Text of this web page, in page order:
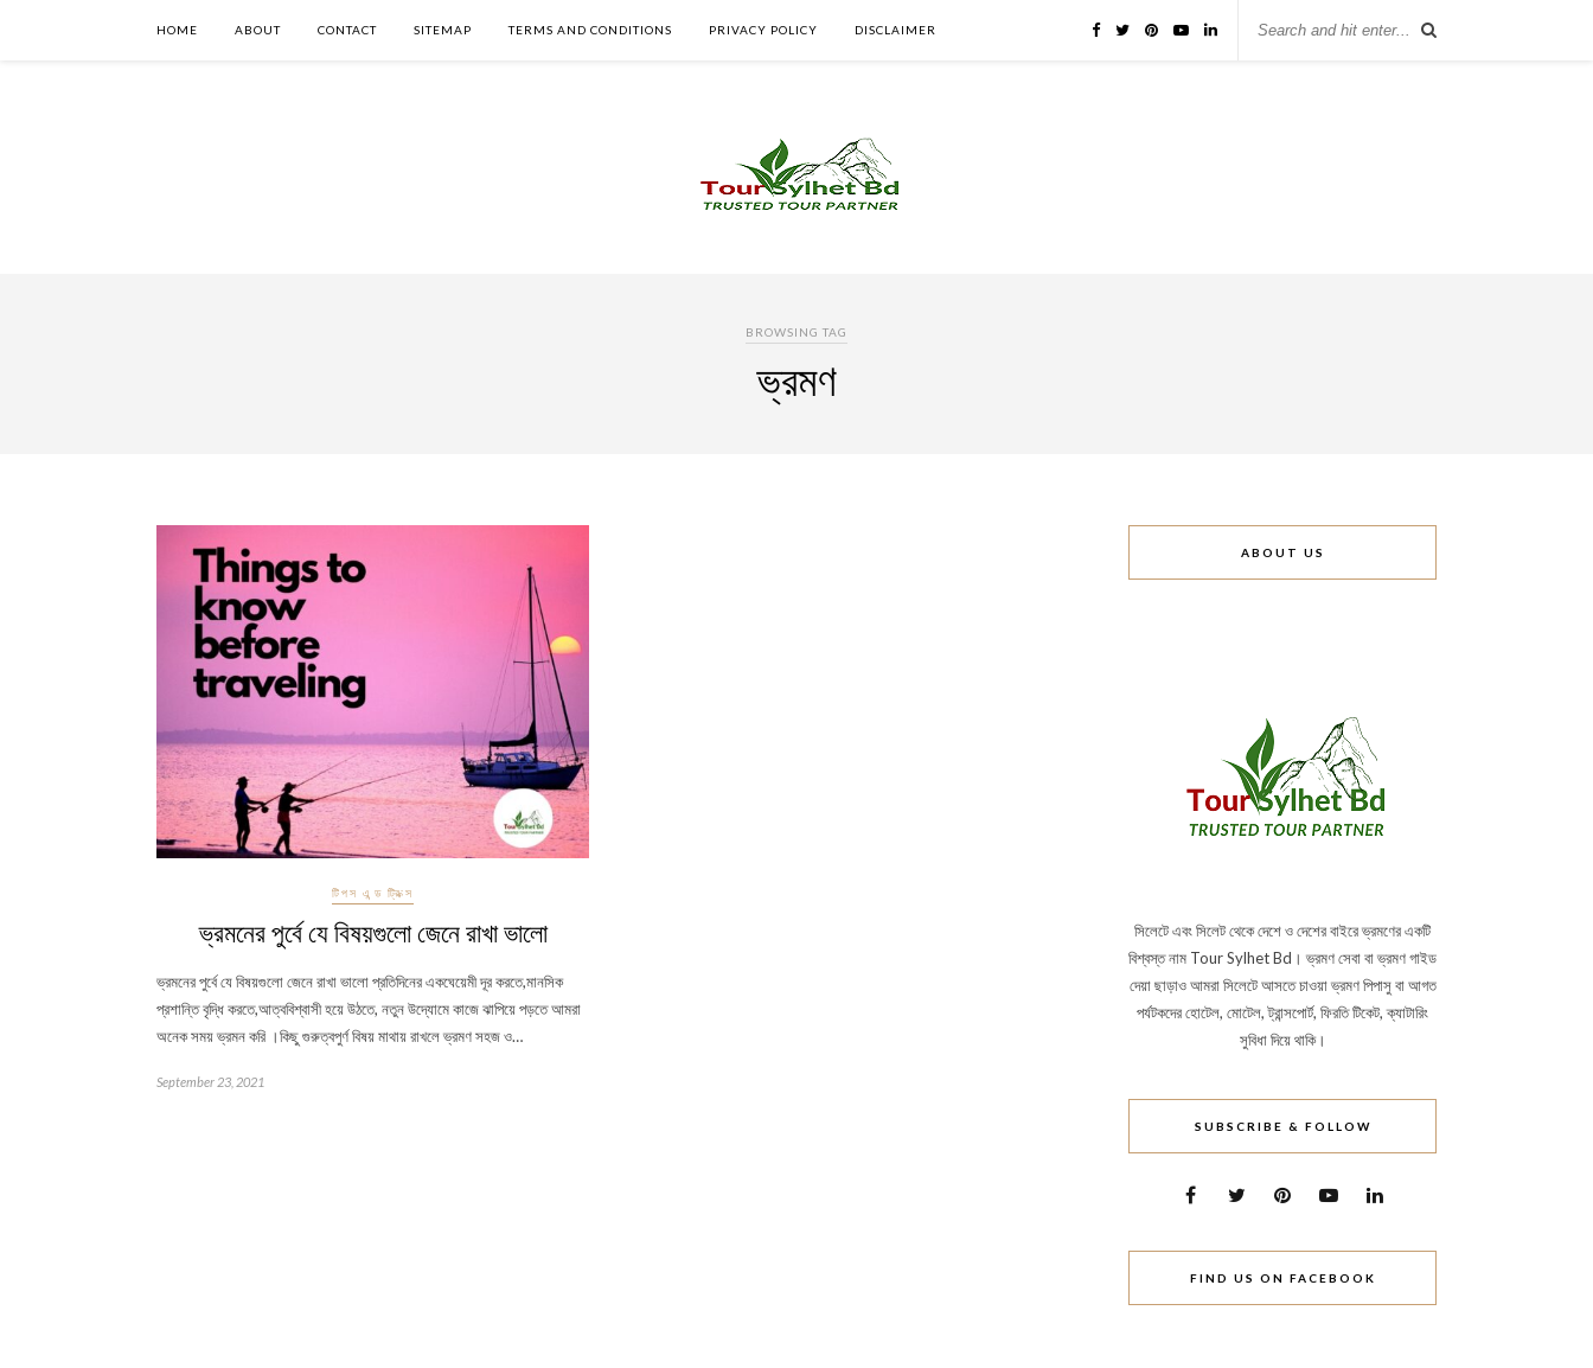
HOME ABOUT CONTACT SITEMAP TERMS AND CONDITIONS PRIVACY POLICY DISCLAIMER
BROWSING TAG
ভ্রমণ
টিপস এন্ড ট্রিক্স
ভ্রমনের পুর্বে যে বিষয়গুলো জেনে রাখা ভালো
ভ্রমনের পুর্বে যে বিষয়গুলো জেনে রাখা ভালো প্রতিদিনের একঘেয়েমী দূর করতে,মানসিক
প্রশান্তি বৃদ্ধি করতে,আত্ববিশ্বাসী হয়ে উঠতে, নতুন উদ্যোমে কাজে ঝাপিয়ে পড়তে আমরা
অনেক সময় ভ্রমন করি ।কিছু গুরুত্বপুর্ণ বিষয় মাথায় রাখলে ভ্রমণ সহজ ও…
September 23, 2021
ABOUT US
সিলেটে এবং সিলেট থেকে দেশে ও দেশের বাইরে ভ্রমণের একটি
বিশ্বস্ত নাম Tour Sylhet Bd। ভ্রমণ সেবা বা ভ্রমণ গাইড
দেয়া ছাড়াও আমরা সিলেটে আসতে চাওয়া ভ্রমণ পিপাসু বা আগত
পর্যটকদের হোটেল, মোটেল, ট্রান্সপোর্ট, ফিরতি টিকেট, ক্যাটারিং
সুবিধা দিয়ে থাকি।
SUBSCRIBE & FOLLOW
FIND US ON FACEBOOK